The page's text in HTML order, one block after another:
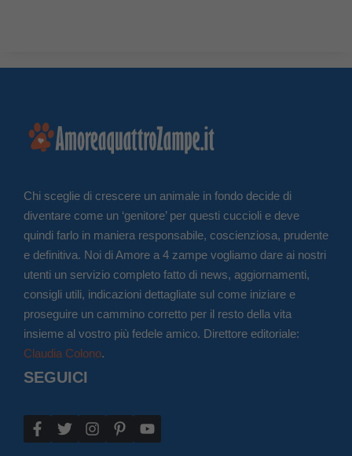
Chi sceglie di crescere un animale in fondo decide di
diventare come un ‘genitore’ per questi cuccioli e deve
quindi farlo in maniera responsabile, coscienziosa, prudente
e definitiva. Noi di Amore a 4 zampe vogliamo dare ai nostri
utenti un servizio completo fatto di news, aggiornamenti,
consigli utili, indicazioni dettagliate sul come iniziare e
proseguire un cammino corretto per il resto della vita
insieme al vostro più fedele amico. Direttore editoriale:
Claudia Colono.
SEGUICI